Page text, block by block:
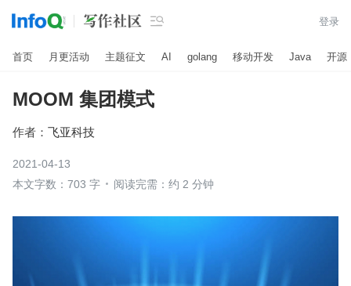
 登录
首页 月更活动 主题征文 AI golang 移动开发 Java 开源
MOOM 集团模式
作者： 飞亚科技
2021-04-13
本文字数：703 字
阅读完需：约 2 分钟